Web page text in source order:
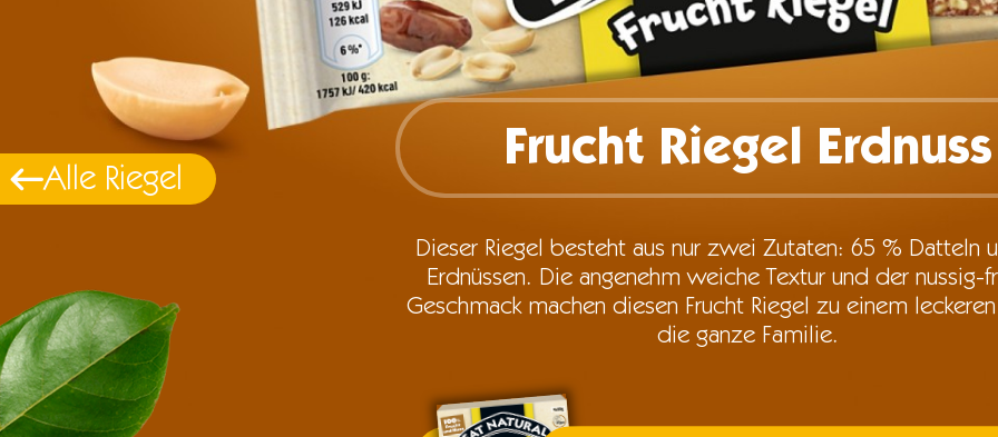
Alle Riegel
Frucht Riegel Erdnuss
Dieser Riegel besteht aus nur zwei Zutaten: 65 % Datteln
Erdnüssen. Die angenehm weiche Textur und der nussig-
Geschmack machen diesen Frucht Riegel zu einem
die ganze Familie.